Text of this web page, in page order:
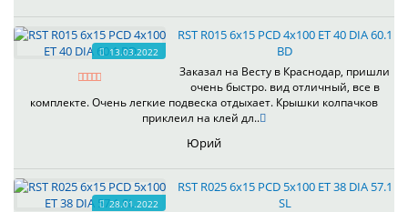
13.03.2022
RST R015 6x15 PCD 4x100 ET 40 DIA 60.1
BD
Заказал на Весту в Краснодар, пришли
очень быстро. вид отличный, все в
комплекте. Очень легкие подвеска отдыхает. Крышки колпачков
приклеил на клей дл..
Юрий
28.01.2022
RST R025 6x15 PCD 5x100 ET 38 DIA 57.1
SL